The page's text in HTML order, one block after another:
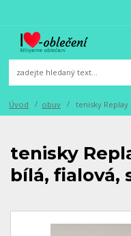
Úvod obuv tenisky
tenisky
bílá, fialová,